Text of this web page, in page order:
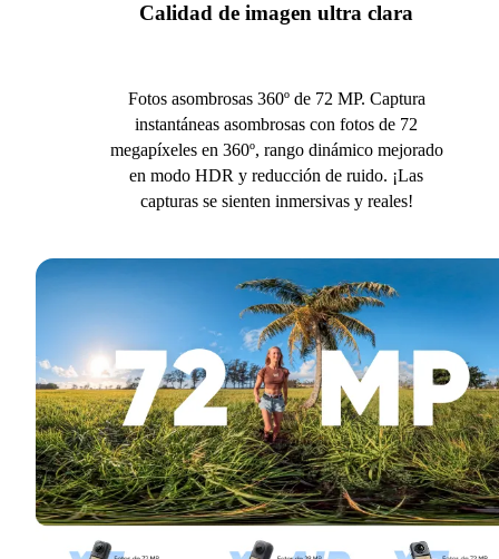
Calidad de imagen ultra clara
Fotos asombrosas 360º de 72 MP. Captura
instantáneas asombrosas con fotos de 72
megapíxeles en 360º, rango dinámico mejorado
en modo HDR y reducción de ruido. ¡Las
capturas se sienten inmersivas y reales!